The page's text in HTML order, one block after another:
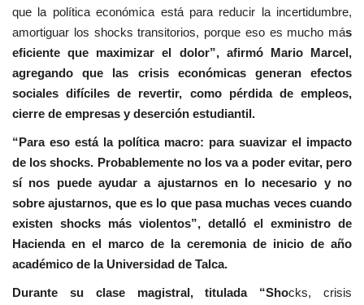
que la política económica está para reducir la incertidumbre,
amortiguar los shocks transitorios, porque eso es mucho más
eficiente que maximizar el dolor”, afirmó Mario Marcel,
agregando que las crisis económicas generan efectos
sociales difíciles de revertir, como pérdida de empleos,
cierre de empresas y deserción estudiantil.
“Para eso está la política macro: para suavizar el impacto
de los shocks. Probablemente no los va a poder evitar, pero
sí nos puede ayudar a ajustarnos en lo necesario y no
sobre ajustarnos, que es lo que pasa muchas veces cuando
existen shocks más violentos”, detalló el exministro de
Hacienda en el marco de la ceremonia de inicio de año
académico de la Universidad de Talca.
Durante su clase magistral, titulada “Shocks, crisis